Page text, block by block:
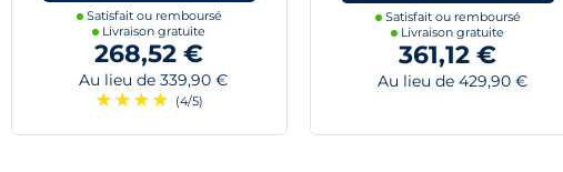
Satisfait ou remboursé
Livraison gratuite
268,52 €
Au lieu de 339,90 €
★ ★ ★ ★ (4/5)
Satisfait ou remboursé
Livraison gratuite
361,12 €
Au lieu de 429,90 €